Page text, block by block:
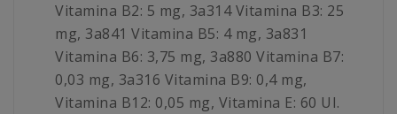
Vitamina B2: 5 mg, 3a314 Vitamina B3: 25
mg, 3a841 Vitamina B5: 4 mg, 3a831
Vitamina B6: 3,75 mg, 3a880 Vitamina B7:
0,03 mg, 3a316 Vitamina B9: 0,4 mg,
Vitamina B12: 0,05 mg, Vitamina E: 60 UI.